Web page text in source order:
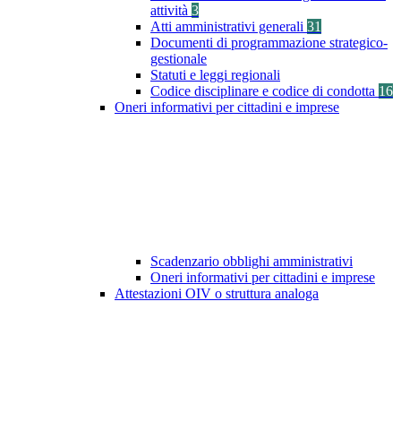
attività 3
Atti amministrativi generali 31
Documenti di programmazione strategico-
gestionale
Statuti e leggi regionali
Codice disciplinare e codice di condotta 16
Oneri informativi per cittadini e imprese
Scadenzario obblighi amministrativi
Oneri informativi per cittadini e imprese
Attestazioni OIV o struttura analoga